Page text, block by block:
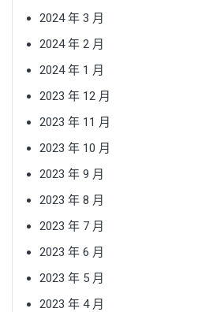
2024 年 3 月
2024 年 2 月
2024 年 1 月
2023 年 12 月
2023 年 11 月
2023 年 10 月
2023 年 9 月
2023 年 8 月
2023 年 7 月
2023 年 6 月
2023 年 5 月
2023 年 4 月